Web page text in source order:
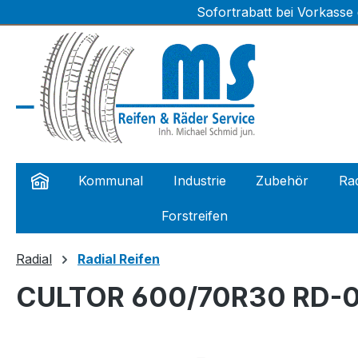
Zur Hauptnavigation springenSofortrabatt bei
Kommunal Industrie Zubehör
Forstreifen
Radial Radial Reifen
CULTOR 600/70R30 RD-